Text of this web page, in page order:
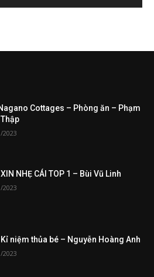
Cottages – Phòng ăn – Phạm
2023
NHẸ CÁI TOP 1 – Bùi Vũ Linh
2023
niệm thủa bé – Nguyễn Hoàng Anh
2023